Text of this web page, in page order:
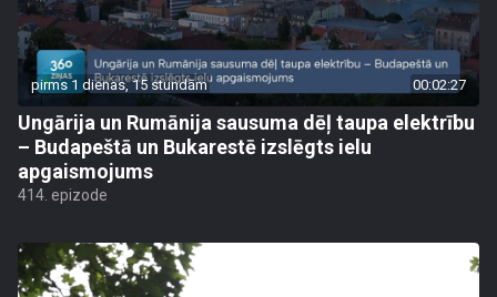
pirms 1 dienas, 15 stundām 00:02:27
Ungārija un Rumānija sausuma dēļ taupa elektrību
– Budapeštā un Bukarestē izslēgts ielu
apgaismojums
414. epizode